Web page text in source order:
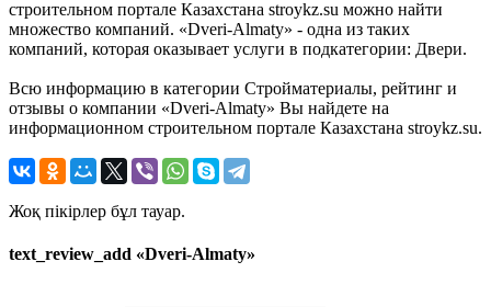
строительном портале Казахстана stroykz.su можно найти
множество компаний. «Dveri-Almaty» - одна из таких
компаний, которая оказывает услуги в подкатегории: Двери.
Всю информацию в категории Стройматериалы, рейтинг и
отзывы о компании «Dveri-Almaty» Вы найдете на
информационном строительном портале Казахстана stroykz.su.
Жоқ пікірлер бұл тауар.
text_review_add «Dveri-Almaty»